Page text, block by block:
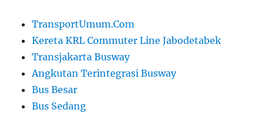
TransportUmum.Com
Kereta KRL Commuter Line Jabodetabek
Transjakarta Busway
Angkutan Terintegrasi Busway
Bus Besar
Bus Sedang